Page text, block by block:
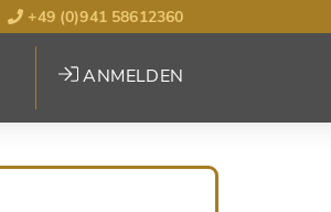
+49 (0)941 58612360
ANMELDEN